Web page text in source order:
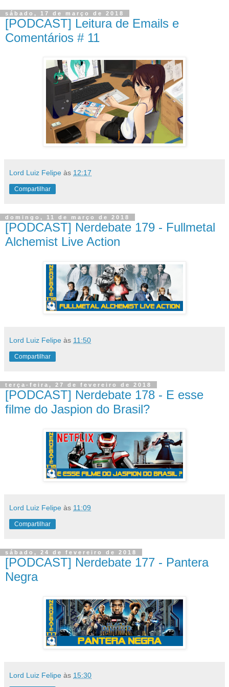
sábado, 17 de março de 2018
[PODCAST] Leitura de Emails e
Comentários # 11
Lord Luiz Felipe às 12:17
Compartilhar
domingo, 11 de março de 2018
[PODCAST] Nerdebate 179 - Fullmetal
Alchemist Live Action
Lord Luiz Felipe às 11:50
Compartilhar
terça-feira, 27 de fevereiro de 2018
[PODCAST] Nerdebate 178 - E esse
filme do Jaspion do Brasil?
Lord Luiz Felipe às 11:09
Compartilhar
sábado, 24 de fevereiro de 2018
[PODCAST] Nerdebate 177 - Pantera
Negra
Lord Luiz Felipe às 15:30